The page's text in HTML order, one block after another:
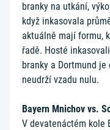
branky na utkání,
když inkasovala
aktuálně mají formu,
řadě. Hosté
branky a Dortmund
neudrží vzadu nulu.
Bayern Mnichov vs.
V devatenáctém kole